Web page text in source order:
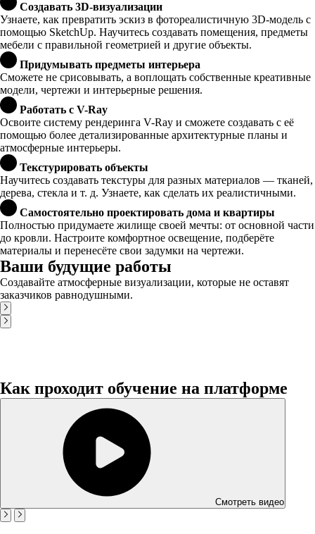
Создавать 3D-визуализации
Узнаете, как превратить эскиз в фотореалистичную 3D-модель с
помощью SketchUp. Научитесь создавать помещения, предметы
мебели с правильной геометрией и другие объекты.
Придумывать предметы интерьера
Сможете не срисовывать, а воплощать собственные креативные
модели, чертежи и интерьерные решения.
Работать с V-Ray
Освоите систему рендеринга V-Ray и сможете создавать с её
помощью более детализированные архитектурные планы и
атмосферные интерьеры.
Текстурировать объекты
Научитесь создавать текстуры для разных материалов — тканей,
дерева, стекла и т. д. Узнаете, как сделать их реалистичными.
Самостоятельно проектировать дома и квартиры
Полностью придумаете жилище своей мечты: от основной части
до кровли. Настроите комфортное освещение, подберёте
материалы и перенесёте свои задумки на чертежи.
Ваши будущие работы
Создавайте атмосферные визуализации, которые не оставят
заказчиков равнодушными.
Как проходит обучение на платформе
Смотреть видео